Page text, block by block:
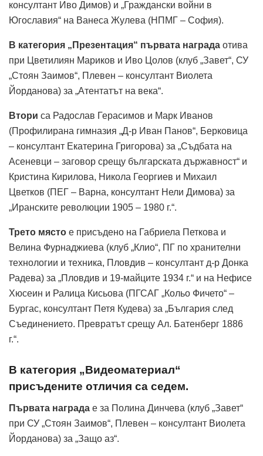
консултант Иво Димов) и „Граждански войни в
Югославия“ на Ванеса Жулева (НПМГ – София).
В категория „Презентация“ първата награда отива
при Цветилиян Мариков и Иво Цолов (клуб „Завет“, СУ
„Стоян Заимов“, Плевен – консултант Виолета
Йорданова) за „Атентатът на века“.
Втори са Радослав Герасимов и Марк Иванов
(Профилирана гимназия „Д-р Иван Панов“, Берковица
– консултант Екатерина Григорова) за „Съдбата на
Асеневци – заговор срещу българската държавност“ и
Кристина Кирилова, Никола Георгиев и Михаил
Цветков (ПЕГ – Варна, консултант Нели Димова) за
„Иранските революции 1905 – 1980 г.“.
Трето място е присъдено на Габриела Петкова и
Велина Фурнаджиева (клуб „Клио“, ПГ по хранителни
технологии и техника, Пловдив – консултант д-р Донка
Радева) за „Пловдив и 19-майците 1934 г.“ и на Нефисе
Хюсеин и Ралица Кисьова (ПГСАГ „Кольо Фичето“ –
Бургас, консултант Петя Кудева) за „България след
Съединението. Превратът срещу Ал. Батенберг 1886
г.“.
В категория „Видеоматериал“
присъдените отличия са седем.
Първата награда е за Полина Динчева (клуб „Завет“
при СУ „Стоян Заимов“, Плевен – консултант Виолета
Йорданова) за „Защо аз“.